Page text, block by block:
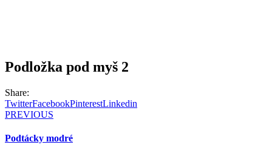
Podložka pod myš 2
Share:
TwitterFacebookPinterestLinkedin
PREVIOUS
Podtácky modré